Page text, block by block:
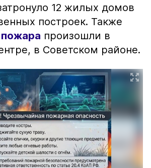
12 жилых домов
построек. Также
пожара произошли в
в Советском районе.